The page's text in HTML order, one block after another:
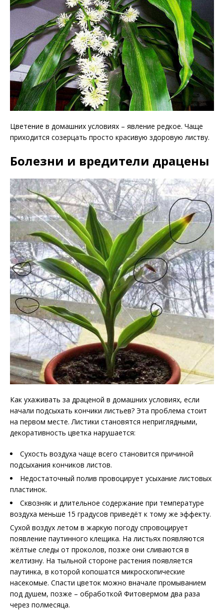
Цветение в домашних условиях – явление редкое. Чаще
приходится созерцать просто красивую здоровую листву.
Болезни и вредители драцены
Как ухаживать за драценой в домашних условиях, если
начали подсыхать кончики листьев? Эта проблема стоит
на первом месте. Листики становятся неприглядными,
декоративность цветка нарушается:
Сухость воздуха чаще всего становится причиной
подсыхания кончиков листов.
Недостаточный полив провоцирует усыхание листовых
пластинок.
Сквозняк и длительное содержание при температуре
воздуха меньше 15 градусов приведёт к тому же эффекту.
Сухой воздух летом в жаркую погоду спровоцирует
появление паутинного клещика. На листьях появляются
жёлтые следы от проколов, позже они сливаются в
желтизну. На тыльной стороне растения появляется
паутинка, в которой копошатся микроскопические
насекомые. Спасти цветок можно вначале промыванием
под душем, позже – обработкой Фитовермом два раза
через полмесяца.